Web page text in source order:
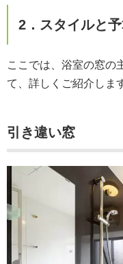
2．スタイルと
ここでは、浴室の窓の
て、詳しくご紹介しま
引き違い窓